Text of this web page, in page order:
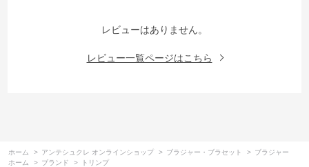
レビューはありません。
レビュー一覧ページはこちら
ホーム > アンテシュクレ オンラインショップ > ブラジャー・ブラセット > ブラジャー
ホーム
> ブランド >
トリンプ